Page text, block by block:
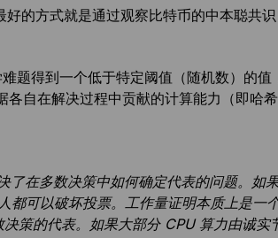
的方式就是通过观察比特币的中本聪共
题得到一个低于特定阈值（随机数）的
各自在解决过程中贡献的计算能力（即哈
了在多数决策中如何确定代表的问题。
都可以破坏投票。工作量证明本质上是
策的代表。如果大部分 CPU 算力由诚